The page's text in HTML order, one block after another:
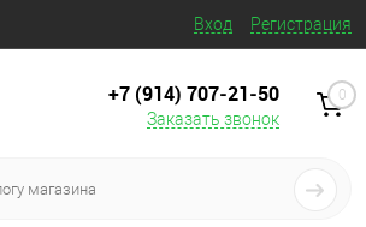
Вход Регистрация
+7 (914) 707‒21‒50
Заказать звонок
0